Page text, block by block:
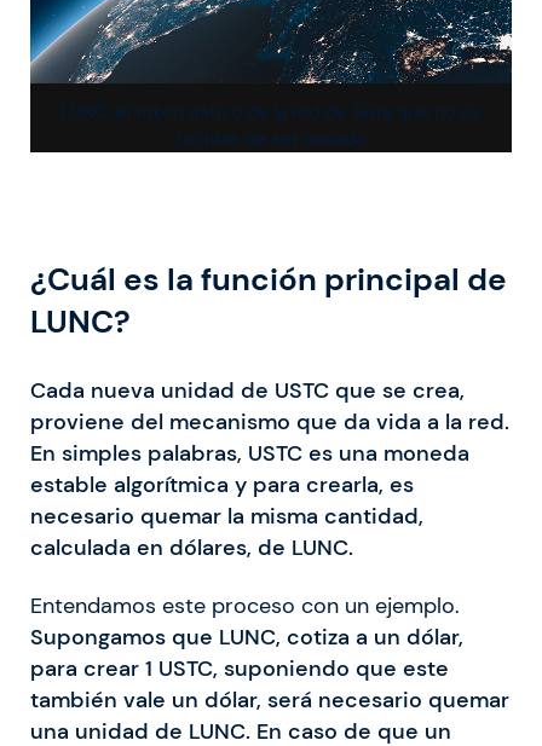
LUNC, el token nativo de la red de Terra que no es
factible de ser minado
¿Cuál es la función principal de
LUNC?
Cada nueva unidad de USTC que se crea,
proviene del mecanismo que da vida a la red.
En simples palabras, USTC es una moneda
estable algorítmica y para crearla, es
necesario quemar la misma cantidad,
calculada en dólares, de LUNC.
Entendamos este proceso con un ejemplo.
Supongamos que LUNC, cotiza a un dólar,
para crear 1 USTC, suponiendo que este
también vale un dólar, será necesario quemar
una unidad de LUNC. En caso de que un